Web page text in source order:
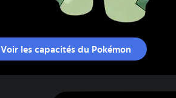
Voir les capacités du Pokémon